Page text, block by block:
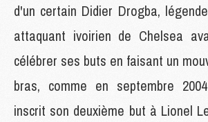
d'un certain Didier Drogba,
attaquant ivoirien de Chelsea
célébrer ses buts en faisant un
bras, comme en septembre
inscrit son deuxième but à Lionel